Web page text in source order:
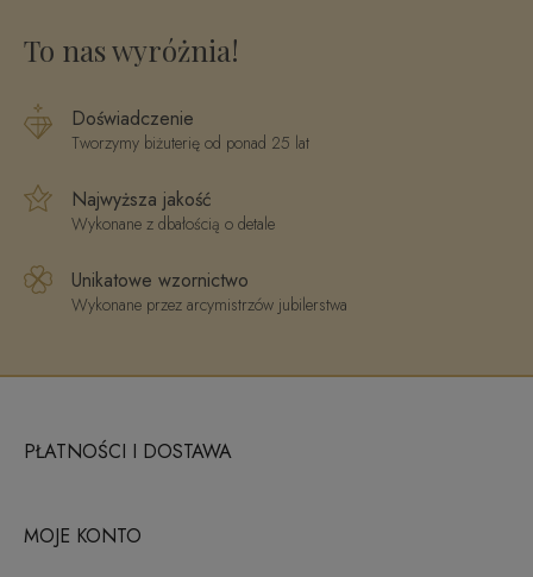
R93397YW
To nas wyróżnia!
Doświadczenie
Tworzymy biżuterię od ponad 25 lat
Najwyższa jakość
Wykonane z dbałością o detale
Unikatowe wzornictwo
Wykonane przez arcymistrzów jubilerstwa
PŁATNOŚCI I DOSTAWA
MOJE KONTO